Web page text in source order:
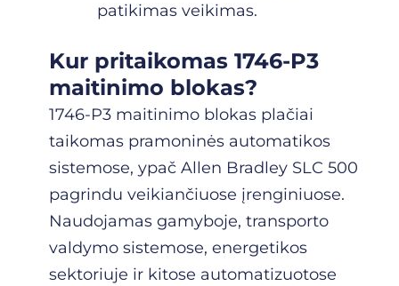
patikimas veikimas.
Kur pritaikomas 1746-P3
maitinimo blokas?
1746-P3 maitinimo blokas plačiai
taikomas pramoninės automatikos
sistemose, ypač Allen Bradley SLC 500
pagrindu veikiančiuose įrenginiuose.
Naudojamas gamyboje, transporto
valdymo sistemose, energetikos
sektoriuje ir kitose automatizuotose